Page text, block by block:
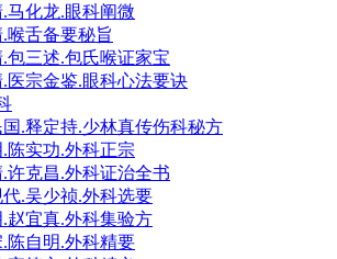
马化龙.眼科阐微
喉舌备要秘旨
.包三述.包氏喉证家宝
.医宗金鉴.眼科心法要诀
国.释定持.少林真传伤科秘方
.陈实功.外科正宗
.许克昌.外科证治全书
代.吴少祯.外科选要
.赵宜真.外科集验方
.陈自明.外科精要